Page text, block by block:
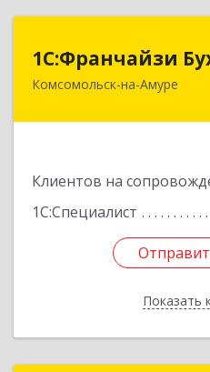
1С:Франчайзи
Комсомольск-на-Амуре
Клиентов на
1С:Специалист
Показать
681000,